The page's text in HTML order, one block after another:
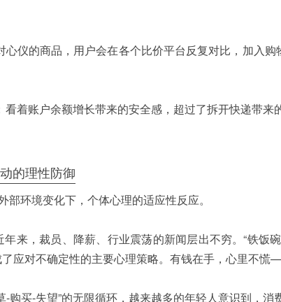
心仪的商品，用户会在各个比价平台反复对比，加入
看着账户余额增长带来的安全感，超过了拆开快递带来
的理性防御
部环境变化下，个体心理的适应性反应。
年来，裁员、降薪、行业震荡的新闻层出不穷。“铁饭
应对不确定性的主要心理策略。有钱在手，心里不慌
-购买-失望”的无限循环，越来越多的年轻人意识到，消